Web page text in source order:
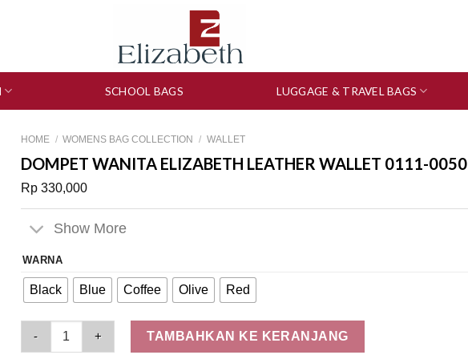
SCHOOL BAGS LUGGAGE & TRAVEL BAGS
HOME / WOMENS BAG COLLECTION / WALLET
DOMPET WANITA ELIZABETH LEATHER WALLET 0111-0050
Rp 330,000
Show More
WARNA
Black Blue Coffee Olive Red
Dompet Wanita Elizabeth Leather Wallet 0111-0050 quantity
TAMBAHKAN KE KERANJANG